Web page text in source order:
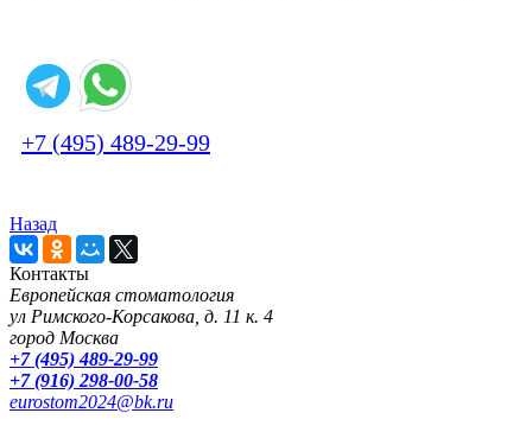
+7 (495) 489-29-99
Назад
Контакты
Европейская стоматология
ул Римского-Корсакова, д. 11 к. 4
город Москва
+7 (495) 489-29-99
+7 (916) 298-00-58
eurostom2024@bk.ru